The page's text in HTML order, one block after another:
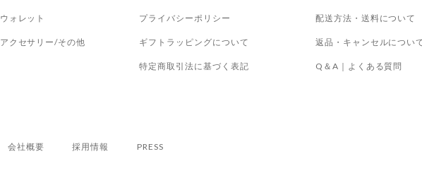
ウォレット
アクセサリー/その他
プライバシーポリシー
ギフトラッピングについて
特定商取引法に基づく表記
配送方法・送料について
返品・キャンセルについ
Q＆A｜よくある質問
会社概要 採用情報 PRESS